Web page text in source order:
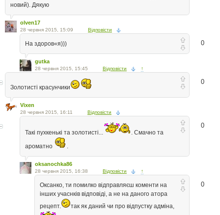
новий). Дякую
olven17
28 червня 2015, 15:09 Відповісти
0
На здоров«я)))
gutka
28 червня 2015, 15:45 Відповісти ↑
0
Золотисті красунчики
Vixen
28 червня 2015, 16:11 Відповісти
0
Такі пухкенькі та золотисті...
. Смачно та
ароматно
oksanochka86
28 червня 2015, 16:38 Відповісти ↑
0
Оксанко, ти помилко відправляєш коменти на
інших учаснків відповіді, а не на даного атора
рецепт.
так як даний чи про відпустку адміна,